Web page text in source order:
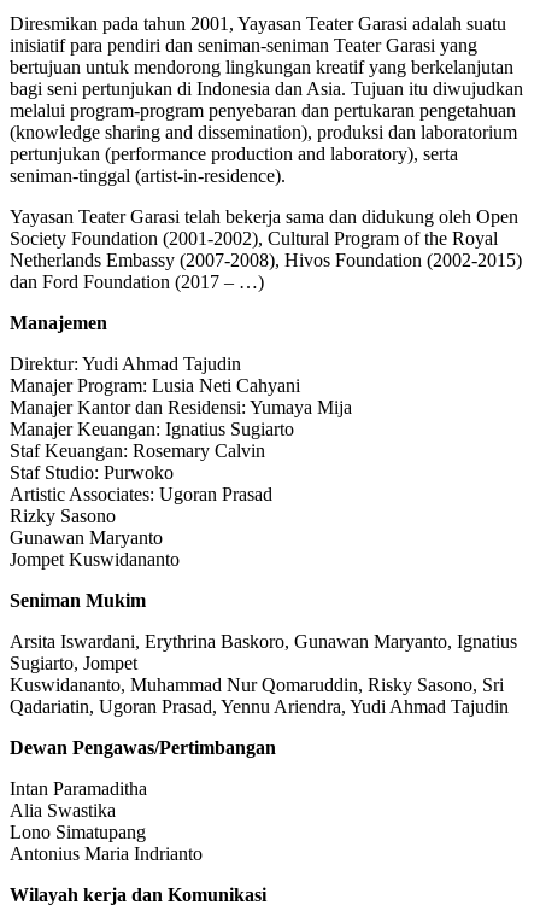
Diresmikan pada tahun 2001, Yayasan Teater Garasi adalah suatu
inisiatif para pendiri dan seniman-seniman Teater Garasi yang
bertujuan untuk mendorong lingkungan kreatif yang berkelanjutan
bagi seni pertunjukan di Indonesia dan Asia. Tujuan itu diwujudkan
melalui program-program penyebaran dan pertukaran pengetahuan
(knowledge sharing and dissemination), produksi dan laboratorium
pertunjukan (performance production and laboratory), serta
seniman-tinggal (artist-in-residence).
Yayasan Teater Garasi telah bekerja sama dan didukung oleh Open
Society Foundation (2001-2002), Cultural Program of the Royal
Netherlands Embassy (2007-2008), Hivos Foundation (2002-2015)
dan Ford Foundation (2017 – …)
Manajemen
Direktur: Yudi Ahmad Tajudin
Manajer Program: Lusia Neti Cahyani
Manajer Kantor dan Residensi: Yumaya Mija
Manajer Keuangan: Ignatius Sugiarto
Staf Keuangan: Rosemary Calvin
Staf Studio: Purwoko
Artistic Associates: Ugoran Prasad
Rizky Sasono
Gunawan Maryanto
Jompet Kuswidananto
Seniman Mukim
Arsita Iswardani, Erythrina Baskoro, Gunawan Maryanto, Ignatius
Sugiarto, Jompet
Kuswidananto, Muhammad Nur Qomaruddin, Risky Sasono, Sri
Qadariatin, Ugoran Prasad, Yennu Ariendra, Yudi Ahmad Tajudin
Dewan Pengawas/Pertimbangan
Intan Paramaditha
Alia Swastika
Lono Simatupang
Antonius Maria Indrianto
Wilayah kerja dan Komunikasi